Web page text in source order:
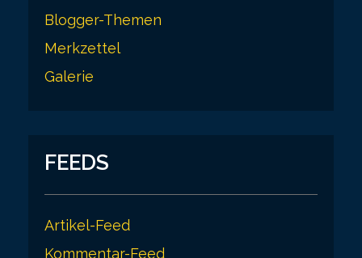
Blogger-Themen
Merkzettel
Galerie
FEEDS
Artikel-Feed
Kommentar-Feed